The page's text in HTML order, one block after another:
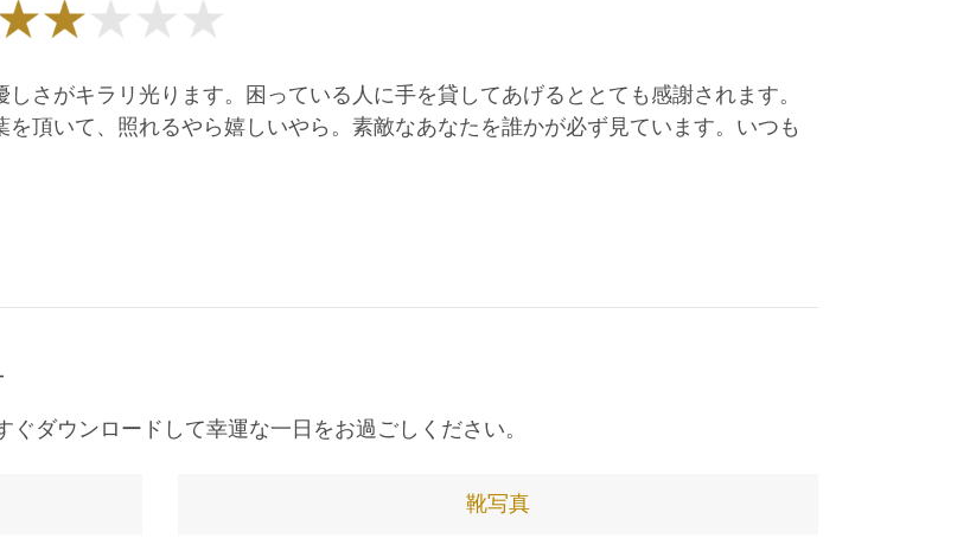
しさがキラリ光ります。困っている人に手を貸してあげるととても感謝されます。
を頂いて、照れるやら嬉しいやら。素敵なあなたを誰かが必ず見ています。いつも
ダウンロードして幸運な一日をお過ごしください。
靴写真